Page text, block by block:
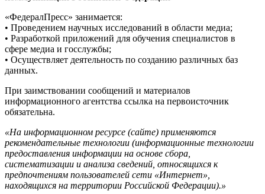
«ФедералПресс» занимается:
• Проведением научных исследований в области медиа;
• Разработкой приложений для обучения специалистов в
сфере медиа и госслужбы;
• Осуществляет деятельность по созданию различных баз
данных.
При заимствовании сообщений и материалов
информационного агентства ссылка на первоисточник
обязательна.
«На информационном ресурсе (сайте) применяются
рекомендательные технологии (информационные технологии
предоставления информации на основе сбора,
систематизации и анализа сведений, относящихся к
предпочтениям пользователей сети «Интернет»,
находящихся на территории Российской Федерации).»